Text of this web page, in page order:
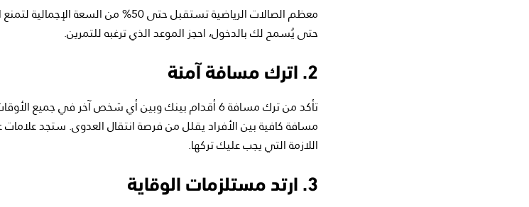
معظم الصالات الرياضية تستقبل حتى 50%
حتى يُسمح لك بالدخول، احجز الموعد الذي ترغبه للتمرين.
2. اترك مسافة آمنة
تأكد من ترك مسافة 6 أقدام بينك وبين أي شخص آخر في
مسافة كافية بين الأفراد يقلل من فرصة انتقال العدوى. ستجد
اللازمة التي يجب عليك تركها.
3. ارتد مستلزمات الوقاية